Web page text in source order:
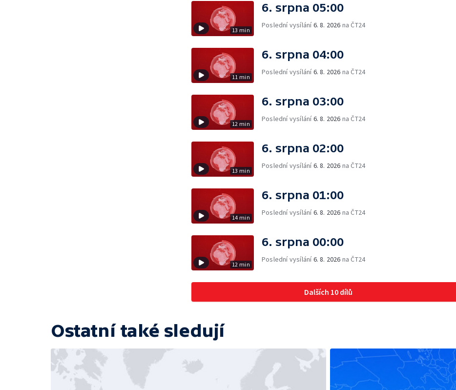
13 min
6. srpna 05:00
Poslední vysílání6. 8. 2026 na ČT24
11 min
6. srpna 04:00
Poslední vysílání6. 8. 2026 na ČT24
12 min
6. srpna 03:00
Poslední vysílání6. 8. 2026 na ČT24
13 min
6. srpna 02:00
Poslední vysílání6. 8. 2026 na ČT24
14 min
6. srpna 01:00
Poslední vysílání6. 8. 2026 na ČT24
12 min
6. srpna 00:00
Poslední vysílání6. 8. 2026 na ČT24
Dalších 10 dílů
Ostatní také sledují